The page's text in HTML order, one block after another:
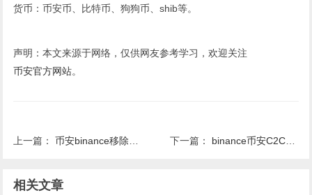
货币：币安币、比特币、狗狗币、shib等。
声明：本文来源于网络，仅供网友参考学习，欢迎关注
币安官方网站。
上一篇：币安binance移除所有ZAR交易对的公告（2021-04-02） 下一篇： binance币安C2C新增用户广告发布要求
相关文章